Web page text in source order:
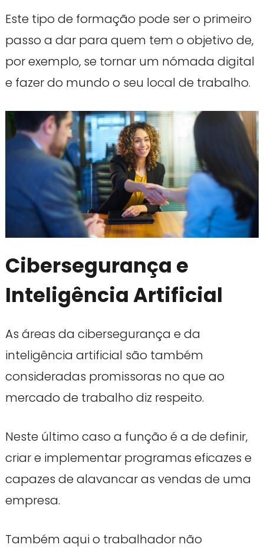
Este tipo de formação pode ser o primeiro
passo a dar para quem tem o objetivo de,
por exemplo, se tornar um nómada digital
e fazer do mundo o seu local de trabalho.
Cibersegurança e
Inteligência Artificial
As áreas da cibersegurança e da
inteligência artificial são também
consideradas promissoras no que ao
mercado de trabalho diz respeito.
Neste último caso a função é a de definir,
criar e implementar programas eficazes e
capazes de alavancar as vendas de uma
empresa.
Também aqui o trabalhador não